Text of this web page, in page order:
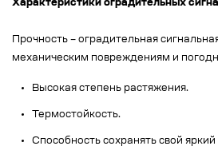
Характеристики оградительных
Прочность – оградительная
механическим повреждениям и
Высокая степень растяжения.
Термостойкость.
Способность сохранять свой яркий